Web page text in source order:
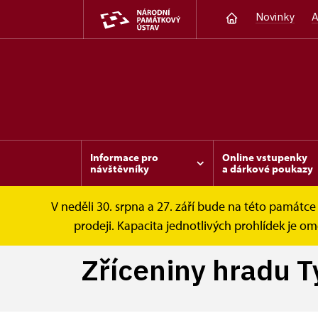
Novinky
Informace pro
návštěvníky
Online vstupenky
a dárkové poukazy
V neděli 30. srpna a 27. září bude na této
prodeji. Kapacita jednotlivých prohlídek je
Krakovec Tipy na výlet Zříceniny
Zříceniny hradu